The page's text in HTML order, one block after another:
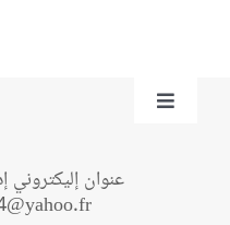
Toggle
عنوان إليكتروني